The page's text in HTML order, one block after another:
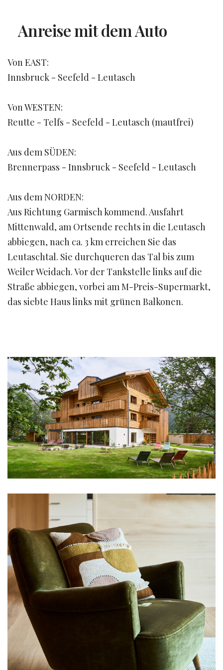
Anreise mit dem Auto
Von EAST:
Innsbruck - Seefeld - Leutasch
Von WESTEN:
Reutte - Telfs - Seefeld - Leutasch (mautfrei)
Aus dem SÜDEN:
Brennerpass - Innsbruck - Seefeld - Leutasch
Aus dem NORDEN:
Aus Richtung Garmisch kommend. Ausfahrt
Mittenwald, am Ortsende rechts in die Leutasch
abbiegen, nach ca. 3 km erreichen Sie das
Leutaschtal. Sie durchqueren das Tal bis zum
Weiler Weidach. Vor der Tankstelle links auf die
Straße abbiegen, vorbei am M-Preis-Supermarkt,
das siebte Haus links mit grünen Balkonen.